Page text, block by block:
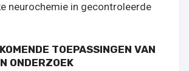
neurochemie in gecontroleerde
TOEPASSINGEN VAN
ONDERZOEK